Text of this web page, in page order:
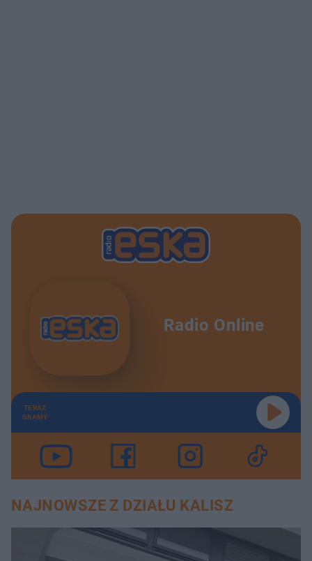
Radio Online
TERAZ
GRAMY
NAJNOWSZE Z DZIAŁU KALISZ